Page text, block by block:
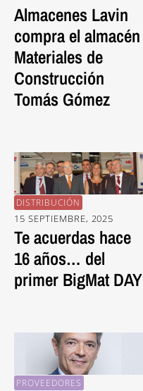
Almacenes Lavin
compra el almacén
Materiales de
Construcción
Tomás Gómez
DISTRIBUCIÓN
15 SEPTIEMBRE, 2025
Te acuerdas hace
16 años… del
primer BigMat DAY
PROVEEDORES